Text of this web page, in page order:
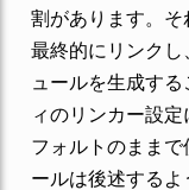
割があります。そ
最終的にリンク
ュールを生成す
ィのリンカー設
フォルトのまま
ールは後述するよ